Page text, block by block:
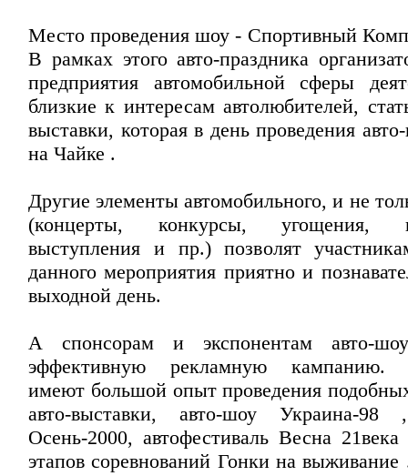
Место проведения шоу - Спортивный
В рамках этого авто-праздника
предприятия автомобильной сферы
близкие к интересам автолюбителей,
выставки, которая в день проведения
на Чайке .
Другие элементы автомобильного, и не
(концерты, конкурсы, угощения,
выступления и пр.) позволят
данного мероприятия приятно и
выходной день.
А спонсорам и экспонентам авто-
эффективную рекламную кампанию.
имеют большой опыт проведения
авто-выставки, авто-шоу Украина-
Осень-2000, автофестиваль Весна
этапов соревнований Гонки на выживание